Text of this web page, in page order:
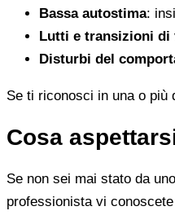
Bassa autostima:
Lutti e transizioni di
Disturbi del
Se ti riconosci in una o più
Cosa
Se non sei mai stato da
professionista vi